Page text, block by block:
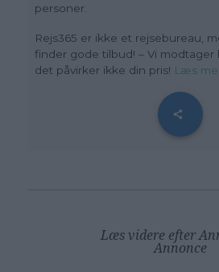
personer.
Rejs365 er ikke et rejsebureau,
finder gode tilbud! – Vi modtager
det påvirker ikke din pris! Læs
Læs videre efter
Annonce